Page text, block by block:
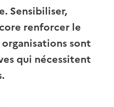
Sensibiliser,
renforcer le
sont
qui nécessitent